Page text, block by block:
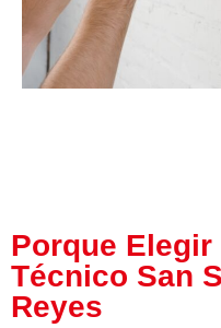
Porque
Técnico San
Reyes